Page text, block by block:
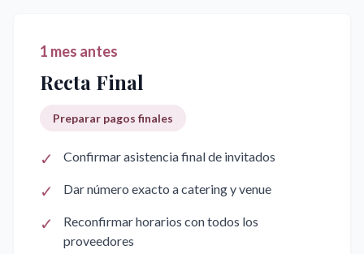
1 mes antes
Recta Final
Preparar pagos finales
✓ Confirmar asistencia final de invitados
✓ Dar número exacto a catering y venue
✓
Reconfirmar horarios con todos los
proveedores